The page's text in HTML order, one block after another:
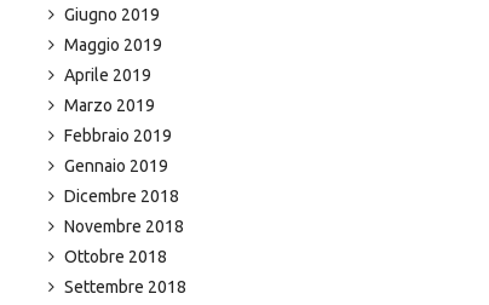
Giugno 2019
Maggio 2019
Aprile 2019
Marzo 2019
Febbraio 2019
Gennaio 2019
Dicembre 2018
Novembre 2018
Ottobre 2018
Settembre 2018